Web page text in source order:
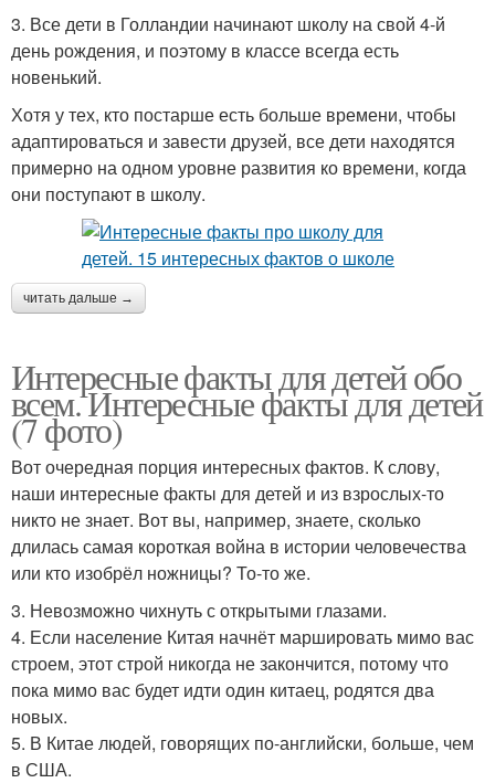
3. Все дети в Голландии начинают школу на свой 4-й
день рождения, и поэтому в классе всегда есть
новенький.
Хотя у тех, кто постарше есть больше времени, чтобы
адаптироваться и завести друзей, все дети находятся
примерно на одном уровне развития ко времени, когда
они поступают в школу.
читать дальше →
Интересные факты для детей обо
всем. Интересные факты для детей
(7 фото)
Вот очередная порция интересных фактов. К слову,
наши интересные факты для детей и из взрослых-то
никто не знает. Вот вы, например, знаете, сколько
длилась самая короткая война в истории человечества
или кто изобрёл ножницы? То-то же.
3. Невозможно чихнуть с открытыми глазами.
4. Если население Китая начнёт маршировать мимо вас
строем, этот строй никогда не закончится, потому что
пока мимо вас будет идти один китаец, родятся два
новых.
5. В Китае людей, говорящих по-английски, больше, чем
в США.